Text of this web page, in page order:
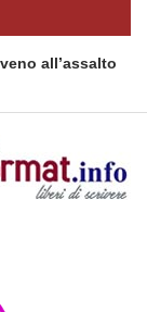
all’assalto